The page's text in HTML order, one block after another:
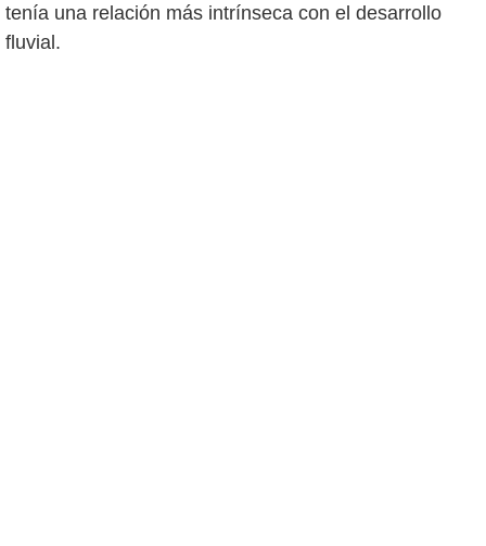
tenía una relación más intrínseca con el desarrollo
fluvial.